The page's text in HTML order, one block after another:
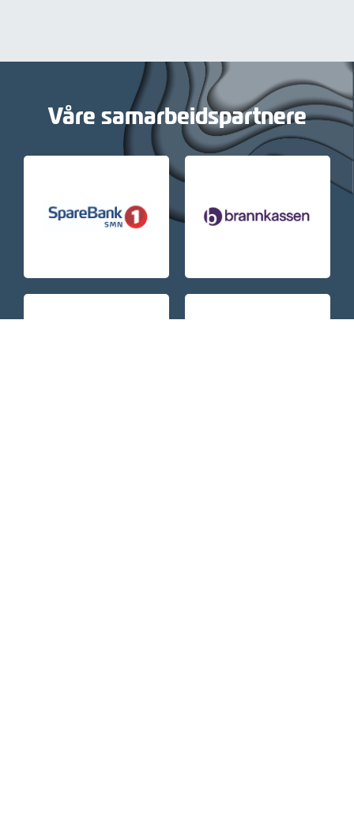
Våre samarbeidspartnere